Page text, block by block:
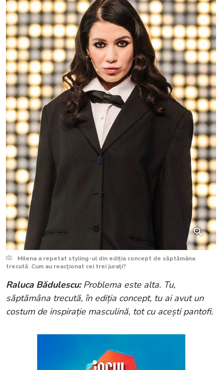
Milena a repetat styling-ul din ediția concept de săptămâna
trecută. Cum au reacționat cei trei jurați?
Raluca Bădulescu:Problema este alta. Tu,
săptămâna trecută, în ediția concept, tu ai avut un
costum de inspirație masculină, tot cu acești pantofi.